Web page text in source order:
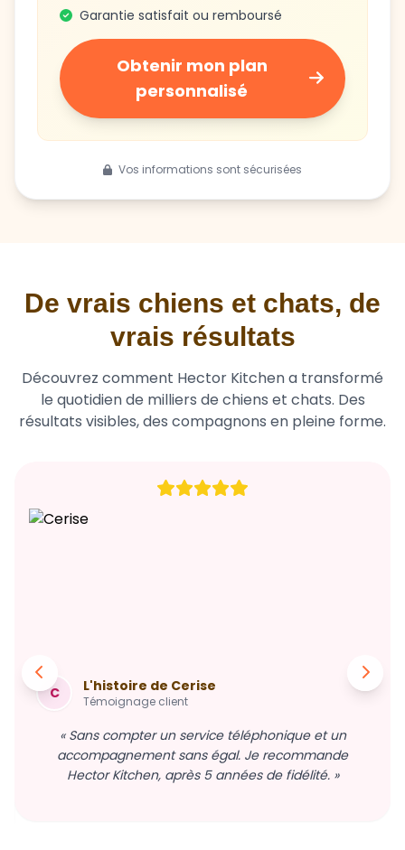
Garantie satisfait ou remboursé
Obtenir mon plan
personnalisé
Vos informations sont sécurisées
De vrais chiens et chats, de
vrais résultats
Découvrez comment Hector Kitchen a transformé
le quotidien de milliers de chiens et chats. Des
résultats visibles, des compagnons en pleine forme.
C L'histoire de Cerise
Témoignage client
« Sans compter un service téléphonique et un
accompagnement sans égal. Je recommande
Hector Kitchen, après 5 années de fidélité. »